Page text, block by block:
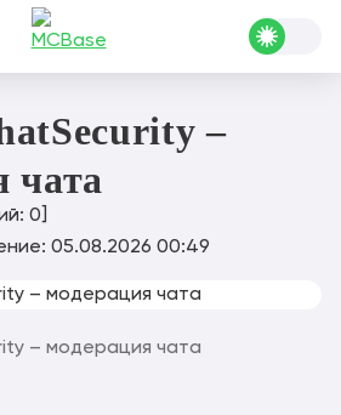
Плагины
Чат и коммуникация
–
чата
0
05.08.2026 00:49